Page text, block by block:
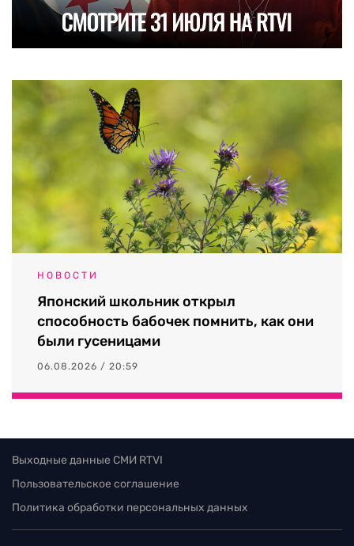
НОВОСТИ
Японский школьник открыл
способность бабочек помнить, как они
были гусеницами
06.08.2026 / 20:59
Выходные данные СМИ RTVI
Пользовательское соглашение
Политика обработки персональных данных